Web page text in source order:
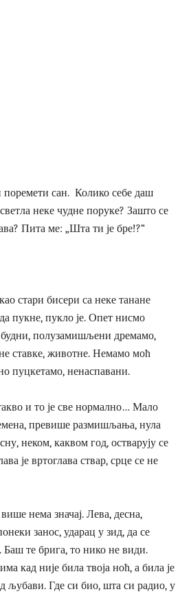
сан. Колико себе даш
неке чудне поруке? Зашто се
Пита ме: „Шта ти је бре!?“
стари бисери са неке танане
пукне, пукло је. Опет нисмо
полузамишљени дремамо,
ставке, животне. Немамо моћ
пуцкетамо, ненаспавани.
и то је све нормално… Мало
превише размишљања, нула
неком, каквом год, остварују се
је вртоглава ствар, срце се не
нема значај. Лева, десна,
занос, ударац у зид, да се
те брига, то нико не види.
кад није била твоја ноћ, а била је
љубави. Где си био, шта си радио, у